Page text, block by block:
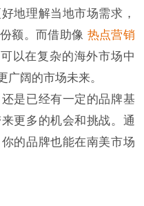
地理解当地市场需求，
额。而借助像 热点营销
可以在复杂的海外市场中
广阔的市场未来。
是已经有一定的品牌基
更多的机会和挑战。通
的品牌也能在南美市场